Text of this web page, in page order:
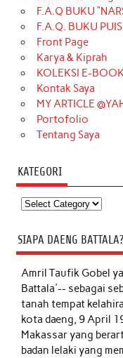
F.A.Q BUKU
F.A.Q. BUKU
Front Page
Karya & Kiprah
KOLEKSI E-BOOK
Kontak Saya
MY ARTICLE
Portofolio
Tentang Saya
KATEGORI
Kategori
SIAPA DAENG BATTALA?
Amril Taufik Gobel
Battala'-- sebagai
tanah tempat
kota daeng, 9 April
Makassar yang
badan lelaki yang